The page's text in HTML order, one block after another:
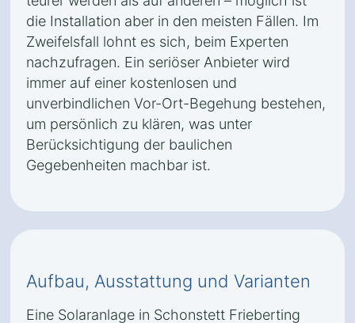
die Installation aber in den meisten Fällen. Im
Zweifelsfall lohnt es sich, beim Experten
nachzufragen. Ein seriöser Anbieter wird
immer auf einer kostenlosen und
unverbindlichen Vor-Ort-Begehung bestehen,
um persönlich zu klären, was unter
Berücksichtigung der baulichen
Gegebenheiten machbar ist.
Aufbau, Ausstattung und Varianten
Eine Solaranlage in Schonstett Frieberting